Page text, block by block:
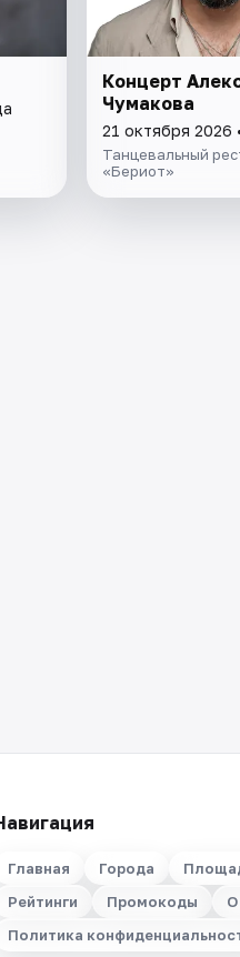
Концерт
Чумакова
21 октября 2026
Танцевальный
«Бериот»
Главная Города
Рейтинги
Промокоды О
Политика